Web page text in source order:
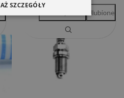
Ulubione
SZCZEGÓŁY